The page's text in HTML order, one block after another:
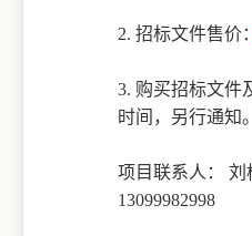
2. 招标文件售价：
3. 购买招标文件
时间，另行通知。
项目联系人： 刘
13099982998